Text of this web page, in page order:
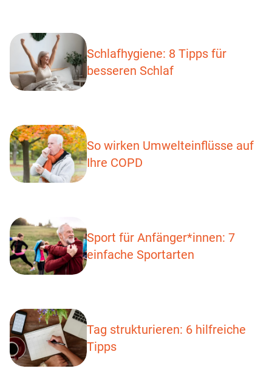
Schlafhygiene: 8 Tipps für
besseren Schlaf
So wirken Umwelteinflüsse auf
Ihre COPD
Sport für Anfänger*innen: 7
einfache Sportarten
Tag strukturieren: 6 hilfreiche
Tipps